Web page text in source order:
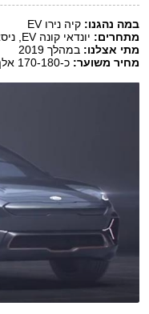
במה נהגנו: קיה נירו EV
מתחרים: יונדאי קונה EV, ניסאן ליף
מתי אצלנו: במהלך 2019
מחיר משוער: כ-170-180 אלף שקל